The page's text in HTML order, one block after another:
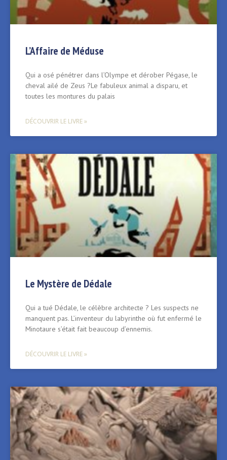
L’Affaire de Méduse
Qui a osé pénétrer dans l’Olympe et dérober Pégase, le
cheval ailé de Zeus ?Le fabuleux animal a disparu, et
toutes les montures du palais
DÉCOUVRIR LE LIVRE »
Le Mystère de Dédale
Qui a tué Dédale, le célèbre architecte ? Les suspects ne
manquent pas. L’inventeur du labyrinthe où fut enfermé le
Minotaure s’était fait beaucoup d’ennemis.
DÉCOUVRIR LE LIVRE »